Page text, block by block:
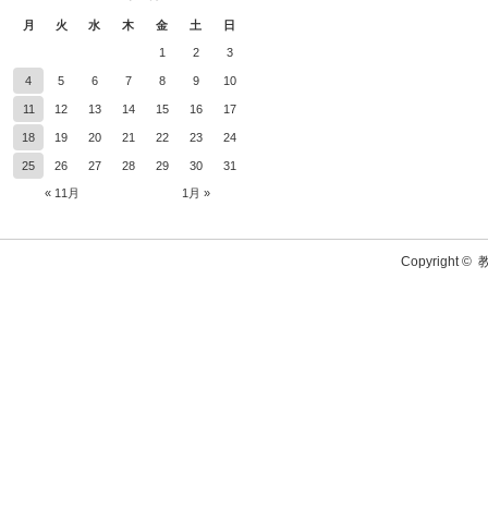
月 火 水 木 金 土 日
« 11月 1月 »
1 2 3
4 5 6 7 8 9 10
11 12 13 14 15 16 17
18 19 20 21 22 23 24
25 26 27 28 29 30 31
Copyright ©